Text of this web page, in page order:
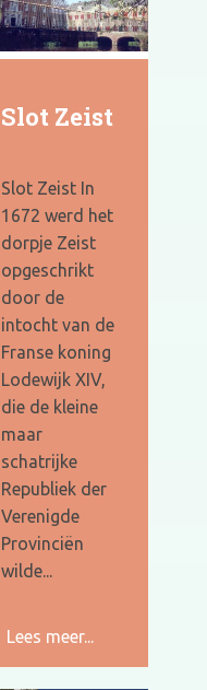
Slot Zeist
Slot Zeist In
1672 werd het
dorpje Zeist
opgeschrikt
door de
intocht van de
Franse koning
Lodewijk XIV,
die de kleine
maar
schatrijke
Republiek der
Verenigde
Provinciën
wilde...
Lees meer...